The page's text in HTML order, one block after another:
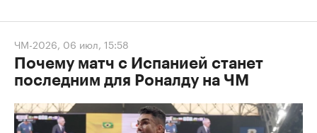
ЧМ-2026, 06 июл, 15:58
Почему матч с Испанией станет
последним для Роналду на ЧМ